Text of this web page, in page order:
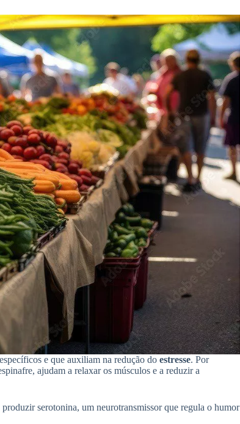
e que auxiliam na redução do estresse. Por
ajudam a relaxar os músculos e a reduzir a
serotonina, um neurotransmissor que regula o humor